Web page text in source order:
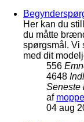
Her kan du
du måtte
spørgsmål. Vi
med dit
556
4648
af moppe
04 aug